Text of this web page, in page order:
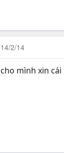
14/2/14
cho mình xin